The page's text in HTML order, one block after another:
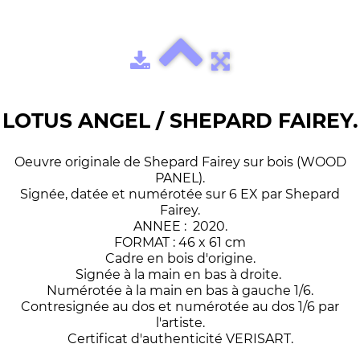
LOTUS ANGEL / SHEPARD FAIREY.
Oeuvre originale de Shepard Fairey sur bois (WOOD
PANEL).
Signée, datée et numérotée sur 6 EX par Shepard
Fairey.
ANNEE : 2020.
FORMAT : 46 x 61 cm
Cadre en bois d'origine.
Signée à la main en bas à droite.
Numérotée à la main en bas à gauche 1/6.
Contresignée au dos et numérotée au dos 1/6 par
l'artiste.
Certificat d'authenticité VERISART.